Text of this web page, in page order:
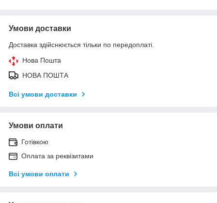
Умови доставки
Доставка здійснюється тільки по передоплаті.
Нова Пошта
НОВА ПОШТА
Всі умови доставки
Умови оплати
Готівкою
Оплата за реквізитами
Всі умови оплати